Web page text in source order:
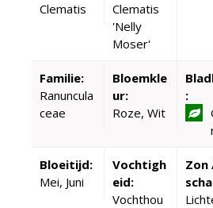
Clematis
Clematis
'Nelly
Moser'
Familie:
Ranuncula
ceae
Bloemkle
ur:
Roze, Wit
:
Bloeitijd:
Mei, Juni
Vochtigh
eid:
Vochthou
Zon